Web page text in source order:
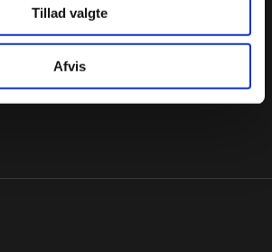
Tillad valgte
Afvis